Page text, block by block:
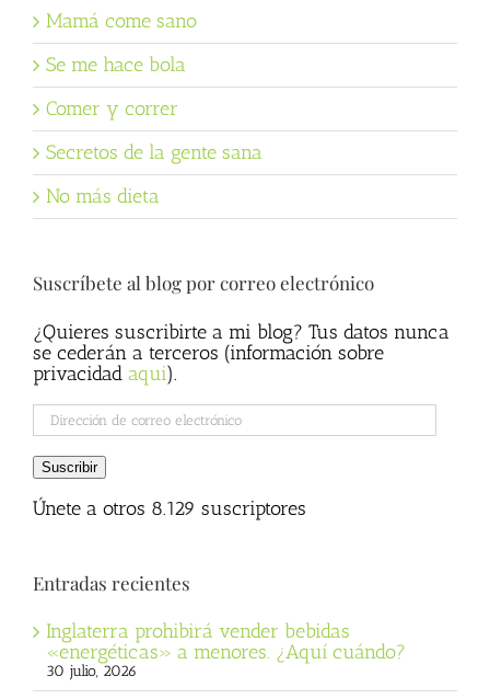
Mamá come sano
Se me hace bola
Comer y correr
Secretos de la gente sana
No más dieta
Suscríbete al blog por correo electrónico
¿Quieres suscribirte a mi blog? Tus datos nunca
se cederán a terceros (información sobre
privacidad aqui).
Dirección
de
correo
electrónico
Suscribir
Únete a otros 8.129 suscriptores
Entradas recientes
Inglaterra prohibirá vender bebidas
«energéticas» a menores. ¿Aquí cuándo?
30 julio, 2026